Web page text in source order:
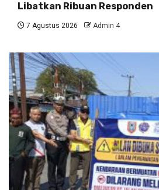
Libatkan Ribuan Responden
7 Agustus 2026 Admin 4